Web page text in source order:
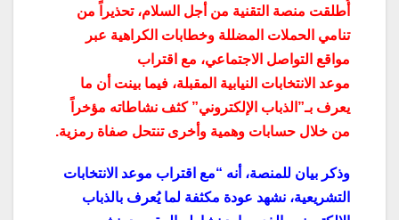
أُطلقت منصة التقنية من أجل السلام، تحذيراً من
تنامي الحملات المضللة وخطابات الكراهية عبر
مواقع التواصل الاجتماعي، مع اقتراب
موعد الانتخابات النيابية المقبلة، فيما بينت أن ما
يعرف بـ”الذباب الإلكتروني” كثف نشاطاته مؤخراً
من خلال حسابات وهمية وأخرى تنتحل صفاة رمزية.
وذكر بيان للمنصة، أنه “مع اقتراب موعد الانتخابات
التشريعية، نشهد عودة مكثفة لما يُعرف بالذباب